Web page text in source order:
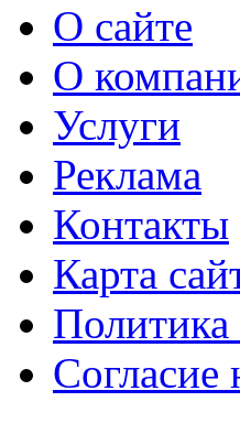
О сайте
О
Услуги
Реклама
Контакты
Карта
Согласие